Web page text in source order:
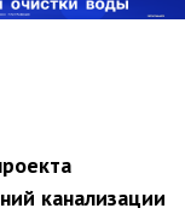
канализации